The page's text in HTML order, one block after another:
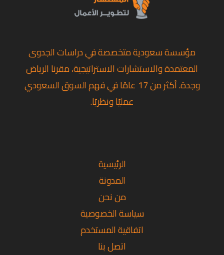
مؤسسة سعودية متخصصة في دراسات الجدوى
المعتمدة والاستشارات الاستراتيجية، مقرنا الرياض
وجدة. أكثر من 17 عامًا في فهم السوق السعودي
عمليًا ونظريًا.
الرئيسية
المدونة
من نحن
سياسة الخصوصية
اتفاقية المستخدم
اتصل بنا